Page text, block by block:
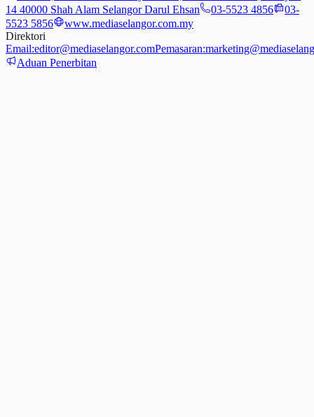
14 40000 Shah Alam Selangor Darul Ehsan
03-5523 4856
03-
5523 5856
www.mediaselangor.com.my
Direktori
Email:editor@mediaselangor.comPemasaran:
Aduan Penerbitan